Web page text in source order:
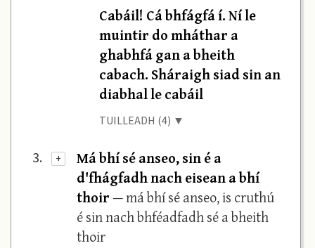
Cabáil! Cá bhfágfá í. Ní le
muintir do mháthar a
ghabhfá gan a bheith
cabach. Sháraigh siad sin an
diabhal le cabáil
TUILLEADH (4) ▼
3. +
Má bhí sé anseo, sin é a
d'fhágfadh nach eisean a bhí
thoir— má bhí sé anseo, is cruthú
é sin nach bhféadfadh sé a bheith
thoir